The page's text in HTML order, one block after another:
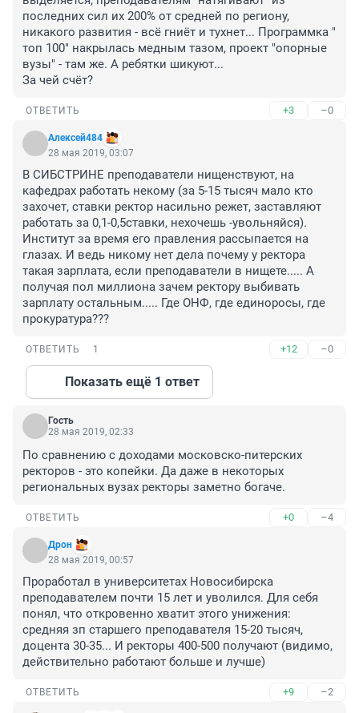
последних сил их 200% от средней по региону,
никакого развития - всё гниёт и тухнет... Программка "
топ 100" накрылась медным тазом, проект "опорные
вузы" - там же. А ребятки шикуют...
За чей счёт?
ОТВЕТИТЬ +3 –0
Алексей484
28 мая 2019, 03:07
В СИБСТРИНЕ преподаватели нищенствуют, на
кафедрах работать некому (за 5-15 тысяч мало кто
захочет, ставки ректор насильно режет, заставляют
работать за 0,1-0,5ставки, нехочешь -увольняйся).
Институт за время его правления рассыпается на
глазах. И ведь никому нет дела почему у ректора
такая зарплата, если преподаватели в нищете..... А
получая пол миллиона зачем ректору выбивать
зарплату остальным..... Где ОНФ, где единоросы, где
прокуратура???
ОТВЕТИТЬ 1 +12 –0
Показать ещё 1 ответ
Гость
28 мая 2019, 02:33
По сравнению с доходами московско-питерских
ректоров - это копейки. Да даже в некоторых
региональных вузах ректоры заметно богаче.
ОТВЕТИТЬ +0 –4
Дрон
28 мая 2019, 00:57
Проработал в университетах Новосибирска
преподавателем почти 15 лет и уволился. Для себя
понял, что откровенно хватит этого унижения:
средняя зп старшего преподавателя 15-20 тысяч,
доцента 30-35... И ректоры 400-500 получают (видимо,
действительно работают больше и лучше)
ОТВЕТИТЬ +9 –2